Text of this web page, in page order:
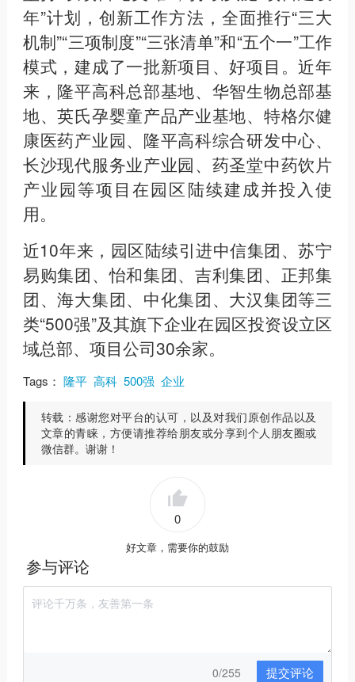
年”计划，创新工作方法，全面推行“三大
机制”“三项制度”“三张清单”和“五个一”工作
模式，建成了一批新项目、好项目。近年
来，隆平高科总部基地、华智生物总部基
地、英氏孕婴童产品产业基地、特格尔健
康医药产业园、隆平高科综合研发中心、
长沙现代服务业产业园、药圣堂中药饮片
产业园等项目在园区陆续建成并投入使
用。
近10年来，园区陆续引进中信集团、苏宁
易购集团、怡和集团、吉利集团、正邦集
团、海大集团、中化集团、大汉集团等三
类“500强”及其旗下企业在园区投资设立区
域总部、项目公司30余家。
Tags： 隆平 高科 500强 企业
转载：感谢您对平台的认可，以及对我们原创作品以及
文章的青睐，方便请推荐给朋友或分享到个人朋友圈或
微信群。谢谢！
0
好文章，需要你的鼓励
参与评论
0/255 提交评论